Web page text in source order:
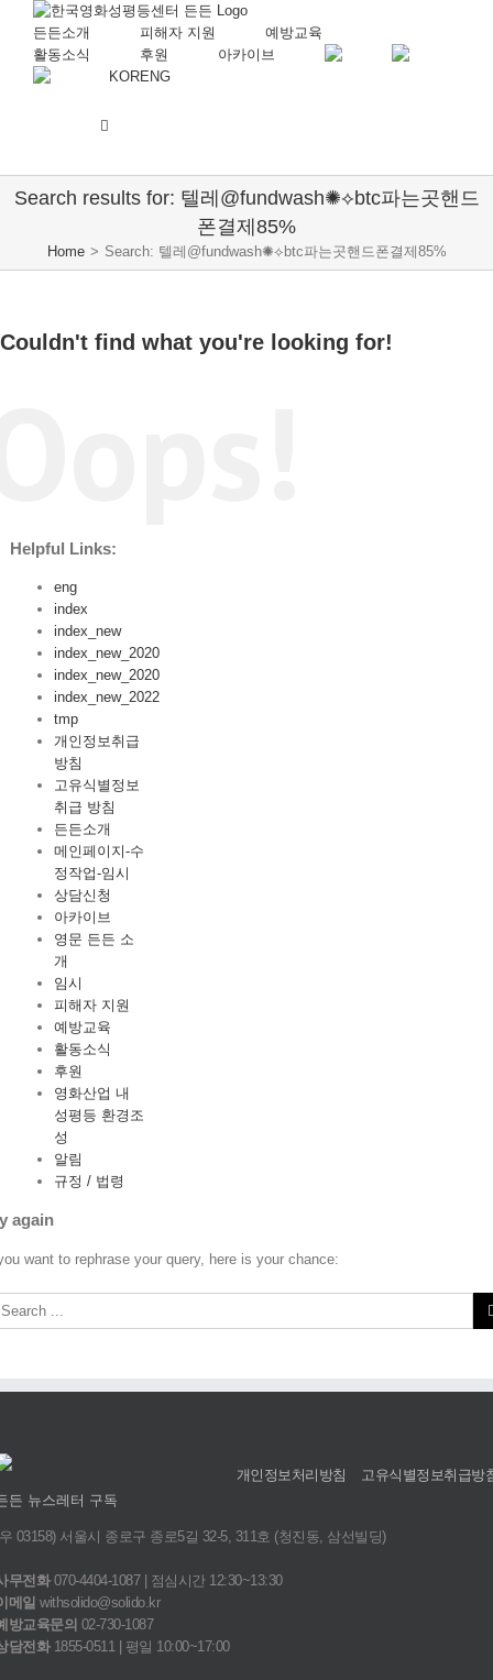
든든소개 피해자 지원
예방교육
활동소식
후원
아카이브
KORENG
Search results for: 텔레@fundwash✺⟡btc파는곳핸드
폰결제85%
Home > Search: 텔레@fundwash✺⟡btc파는곳핸드폰결제85%
Couldn't find what you're looking for!
Helpful Links:
eng
index
index_new
index_new_2020
index_new_2020
index_new_2022
tmp
개인정보취급
방침
고유식별정보
취급 방침
든든소개
메인페이지-수
정작업-임시
상담신청
아카이브
영문 든든 소
개
임시
피해자 지원
예방교육
활동소식
후원
영화산업 내
성평등 환경조
성
알림
규정 / 법령
again
want to rephrase your query, here is your chance:
개인정보처리방침
고유식별정보취급방
든 뉴스레터 구독
03158) 서울시 종로구 종로5길 32-5, 311호 (청진동, 삼선빌딩)
무전화070-4404-1087 | 점심시간 12:30~13:30
메일 withsolido@solido.kr
방교육문의 02-730-1087
담전화1855-0511 | 평일 10:00~17:00